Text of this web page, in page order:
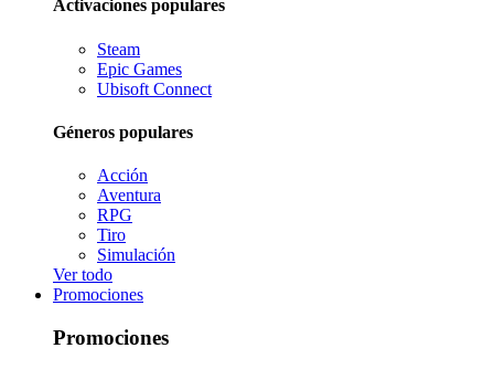
Activaciones populares
Steam
Epic Games
Ubisoft Connect
Géneros populares
Acción
Aventura
RPG
Tiro
Simulación
Ver todo
Promociones
Promociones